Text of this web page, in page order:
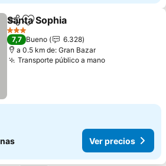
CompartirAgregar a favoritos
Santa Sophia
3 Estrellas
7,7 Bueno
6.328
a 0.5 km de: Gran Bazar
Transporte público a manoVer precios
Ver precios